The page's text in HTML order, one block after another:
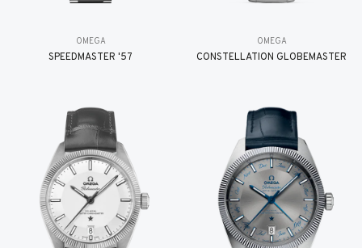
OMEGA
SPEEDMASTER '57
OMEGA
CONSTELLATION GLOBEMASTER